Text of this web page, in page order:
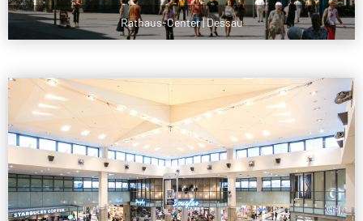
Rathaus-Center | Dessau